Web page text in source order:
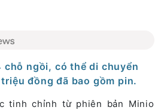
chỗ ngồi, có thể di chuyển
đồng đã bao gồm pin.
tinh chỉnh từ phiên bản Minio